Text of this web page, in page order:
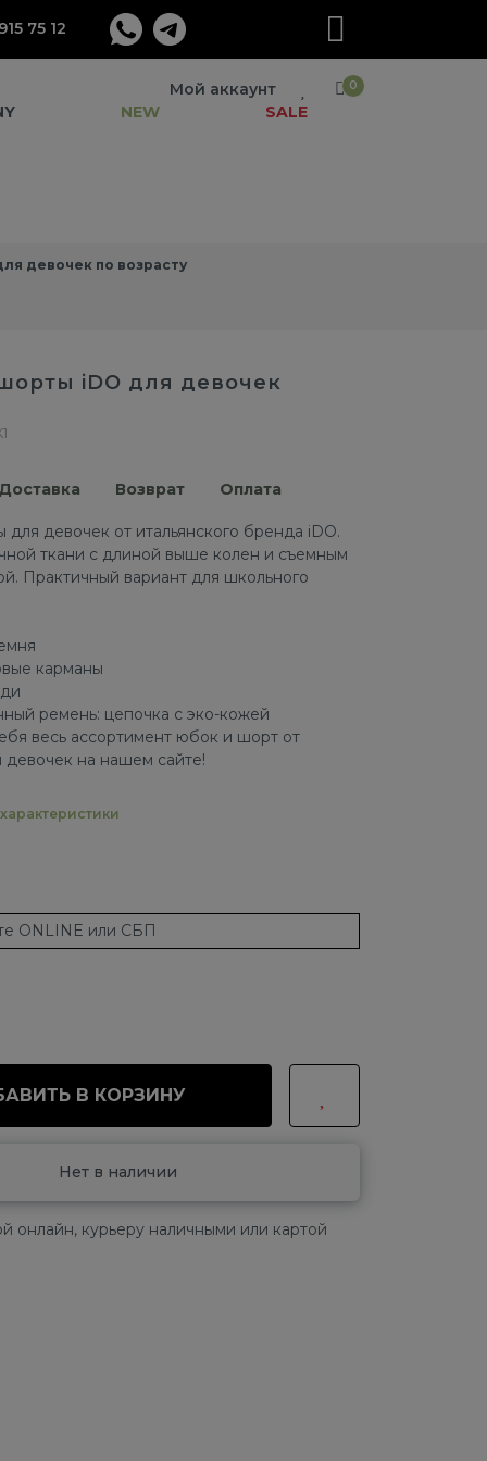
75 12
Мой аккаунт 0
NEW SALE
девочек по возрасту
iDO для девочек
Возврат Оплата
девочек от итальянского бренда iDO.
ткани с длиной выше колен и съемным
Практичный вариант для школьного
карманы
ремень: цепочка с эко-кожей
весь ассортимент юбок и шорт от
на нашем сайте!
ONLINE или СБП
В КОРЗИНУ
Нет в наличии
онлайн, курьеру наличными или картой